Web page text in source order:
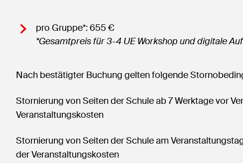
pro Gruppe*: 655 €
*Gesamtpreis für 3-4 UE Workshop und digitale
Nach bestätigter Buchung gelten folgende
Stornierung von Seiten der Schule ab 7 Werktage vor
Veranstaltungskosten
Stornierung von Seiten der Schule am
der Veranstaltungskosten